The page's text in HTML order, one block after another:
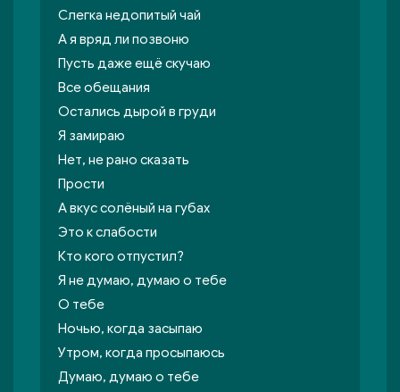
Слегка недопитый чай
А я вряд ли позвоню
Пусть даже ещё скучаю
Все обещания
Остались дырой в груди
Я замираю
Нет, не рано сказать
Прости
А вкус солёный на губах
Это к слабости
Кто кого отпустил?
Я не думаю, думаю о тебе
О тебе
Ночью, когда засыпаю
Утром, когда просыпаюсь
Думаю, думаю о тебе